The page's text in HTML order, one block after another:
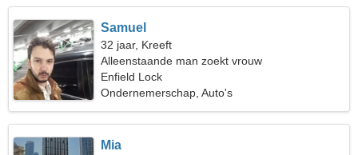
Samuel
32 jaar, Kreeft
Alleenstaande man zoekt vrouw
Enfield Lock
Ondernemerschap, Auto's
Mia